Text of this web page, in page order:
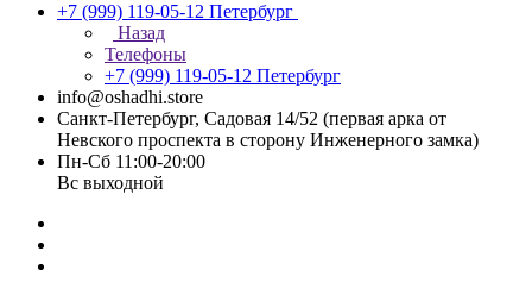
+7 (999) 119-05-12 Петербург
Назад
Телефоны
+7 (999) 119-05-12 Петербург
info@oshadhi.store
Санкт-Петербург, Садовая 14/52 (первая арка от
Невского проспекта в сторону Инженерного замка)
Пн-Сб 11:00-20:00
Вс выходной